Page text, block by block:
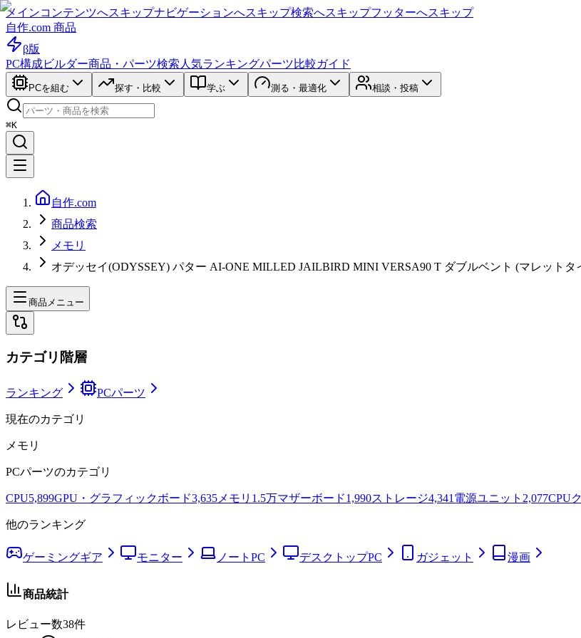
メインコンテンツへスキップナビゲーションへスキップ検索へスキップフッターへスキップ
自作.com 商品
β版
PC構成ビルダー商品・パーツ検索 人気ランキングパーツ比較ガイド
PCを組む 探す・比較 学ぶ 測る・最適化 相談・投稿
⌘K
自作.com
商品検索
メモリ
オデッセイ(ODYSSEY) パター AI-ONE MILLED JAILBIRD MINI VERSA90 T ダブルベント (マレット
商品メニュー
カテゴリ階層
ランキング PCパーツ
現在のカテゴリ
メモリ
PCパーツのカテゴリ
CPU5,899GPU・グラフィックボード3,635メモリ 1.5万マザーボード1,990ストレージ4,341電源ユニット 2,077CPU
他のランキング
ゲーミングギア モニター ノートPC デスクトップPC ガジェット 漫画
商品統計
レビュー数38件